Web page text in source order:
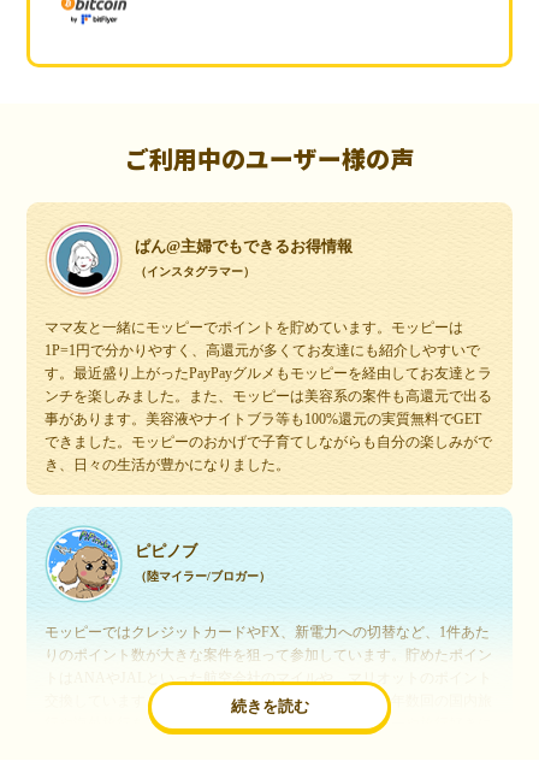
ご利用中のユーザー様の声
ぱん@主婦でもできるお得情報
（インスタグラマー）
ママ友と一緒にモッピーでポイントを貯めています。モッピーは
1P=1円で分かりやすく、高還元が多くてお友達にも紹介しやすいで
す。最近盛り上がったPayPayグルメもモッピーを経由してお友達とラ
ンチを楽しみました。また、モッピーは美容系の案件も高還元で出る
事があります。美容液やナイトブラ等も100%還元の実質無料でGET
できました。モッピーのおかげで子育てしながらも自分の楽しみがで
き、日々の生活が豊かになりました。
続きを読む
ピピノブ
（陸マイラー/ブロガー）
モッピーではクレジットカードやFX、新電力への切替など、1件あた
りのポイント数が大きな案件を狙って参加しています。貯めたポイン
交換しています。このようにすることで、ほぼ無料で年数回の国内旅
行や海外旅行を実現しています。モッピーは陸マイラーや旅行好きに